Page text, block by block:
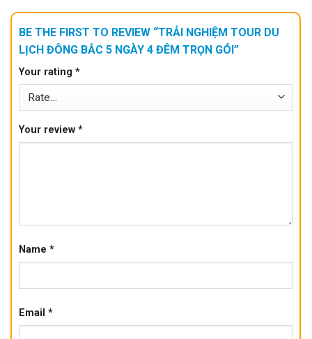
BE THE FIRST TO REVIEW “TRẢI NGHIỆM TOUR DU
LỊCH ĐÔNG BẮC 5 NGÀY 4 ĐÊM TRỌN GÓI”
Your rating *
Your review *
Name *
Email *